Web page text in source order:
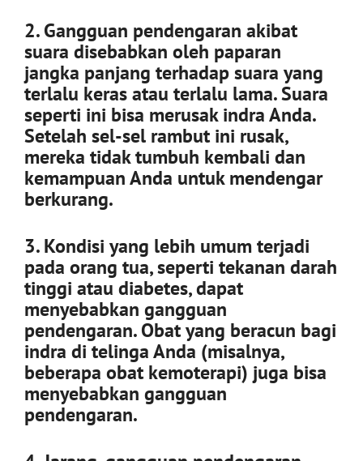
2. Gangguan pendengaran akibat
suara disebabkan oleh paparan
jangka panjang terhadap suara yang
terlalu keras atau terlalu lama. Suara
seperti ini bisa merusak indra Anda.
Setelah sel-sel rambut ini rusak,
mereka tidak tumbuh kembali dan
kemampuan Anda untuk mendengar
berkurang.
3. Kondisi yang lebih umum terjadi
pada orang tua, seperti tekanan darah
tinggi atau diabetes, dapat
menyebabkan gangguan
pendengaran. Obat yang beracun bagi
indra di telinga Anda (misalnya,
beberapa obat kemoterapi) juga bisa
menyebabkan gangguan
pendengaran.